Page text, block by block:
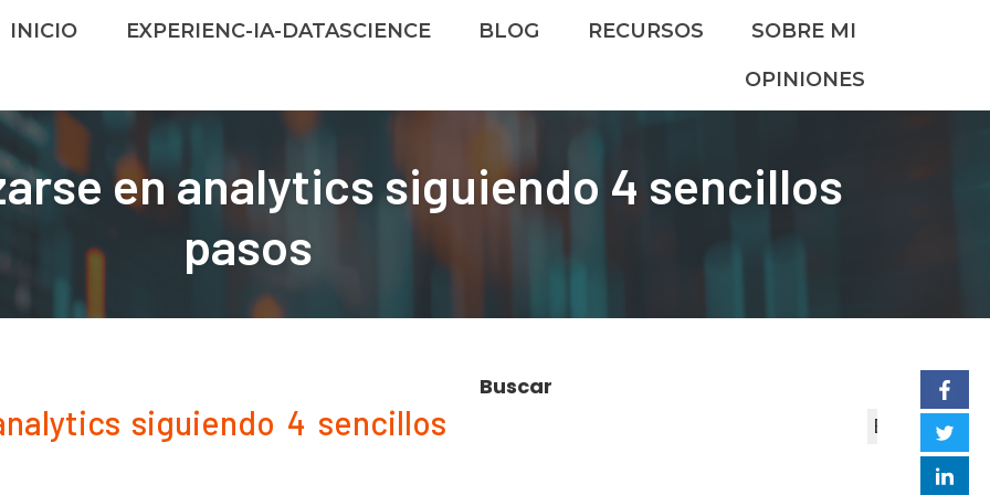
INICIO EXPERIENC-IA-DATASCIENCE BLOG RECURSOS
SOBRE MI
OPINIONES
en analytics siguiendo 4 sencillos
pasos
siguiendo 4 sencillos
Buscar
Buscar